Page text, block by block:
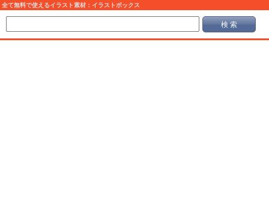
全て無料で使えるイラスト素材：イラストボックス
検 索